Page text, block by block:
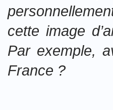
cette image
Par exemple,
France ?